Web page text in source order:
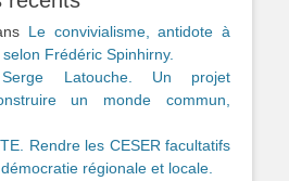
Le convivialisme, antidote à
Frédéric Spinhirny.
Serge Latouche. Un projet
un monde commun,
Rendre les CESER facultatifs
régionale et locale.